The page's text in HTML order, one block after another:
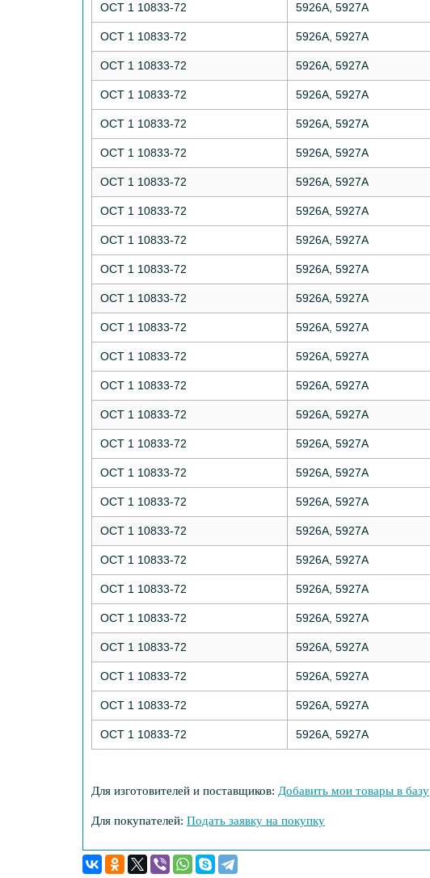
ОСТ 1 10833-72 5926А, 5927А
ОСТ 1 10833-72 5926А, 5927А
ОСТ 1 10833-72 5926А, 5927А
ОСТ 1 10833-72 5926А, 5927А
ОСТ 1 10833-72 5926А, 5927А
ОСТ 1 10833-72 5926А, 5927А
ОСТ 1 10833-72 5926А, 5927А
ОСТ 1 10833-72 5926А, 5927А
ОСТ 1 10833-72 5926А, 5927А
ОСТ 1 10833-72 5926А, 5927А
ОСТ 1 10833-72 5926А, 5927А
ОСТ 1 10833-72 5926А, 5927А
ОСТ 1 10833-72 5926А, 5927А
ОСТ 1 10833-72 5926А, 5927А
ОСТ 1 10833-72 5926А, 5927А
ОСТ 1 10833-72 5926А, 5927А
ОСТ 1 10833-72 5926А, 5927А
ОСТ 1 10833-72 5926А, 5927А
ОСТ 1 10833-72 5926А, 5927А
ОСТ 1 10833-72 5926А, 5927А
ОСТ 1 10833-72 5926А, 5927А
ОСТ 1 10833-72 5926А, 5927А
ОСТ 1 10833-72 5926А, 5927А
ОСТ 1 10833-72 5926А, 5927А
ОСТ 1 10833-72 5926А, 5927А
ОСТ 1 10833-72 5926А, 5927А
Для изготовителей и поставщиков: Добавить мои товары в базу
Для покупателей: Подать заявку на покупку